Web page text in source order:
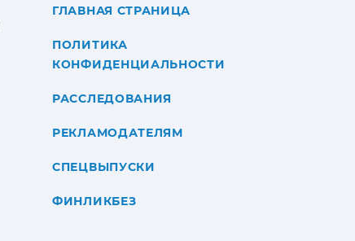
ГЛАВНАЯ СТРАНИЦА
ПОЛИТИКА
КОНФИДЕНЦИАЛЬНОСТИ
РАССЛЕДОВАНИЯ
РЕКЛАМОДАТЕЛЯМ
СПЕЦВЫПУСКИ
ФИНЛИКБЕЗ